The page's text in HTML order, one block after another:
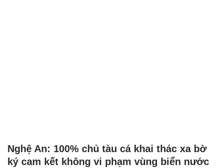
Nghệ An: 100% chủ tàu cá khai thác xa bờ
ký cam kết không vi phạm vùng biển nước